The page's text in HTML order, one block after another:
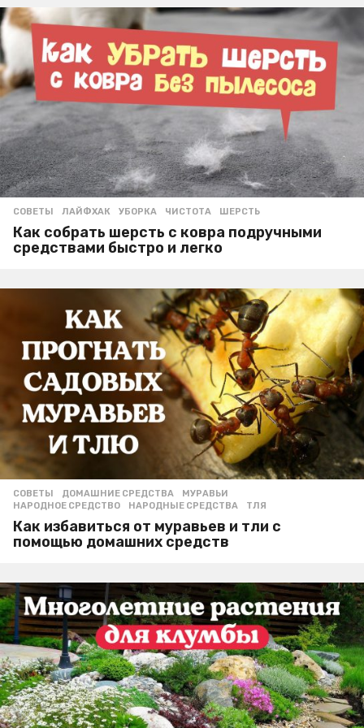
СОВЕТЫ ЛАЙФХАК ,УБОРКА ,ЧИСТОТА ,ШЕРСТЬ
Как собрать шерсть с ковра подручными
средствами быстро и легко
СОВЕТЫ ДОМАШНИЕ СРЕДСТВА ,МУРАВЬИ
НАРОДНОЕ СРЕДСТВО
,НАРОДНЫЕ СРЕДСТВА ,ТЛЯ
Как избавиться от муравьев и тли с
помощью домашних средств